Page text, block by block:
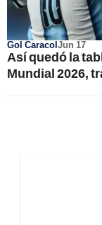
Gol CaracolJun 17
Así quedó la
Mundial 2026,